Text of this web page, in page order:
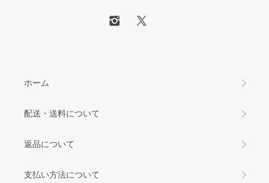
ホーム
配送・送料について
返品について
支払い方法について